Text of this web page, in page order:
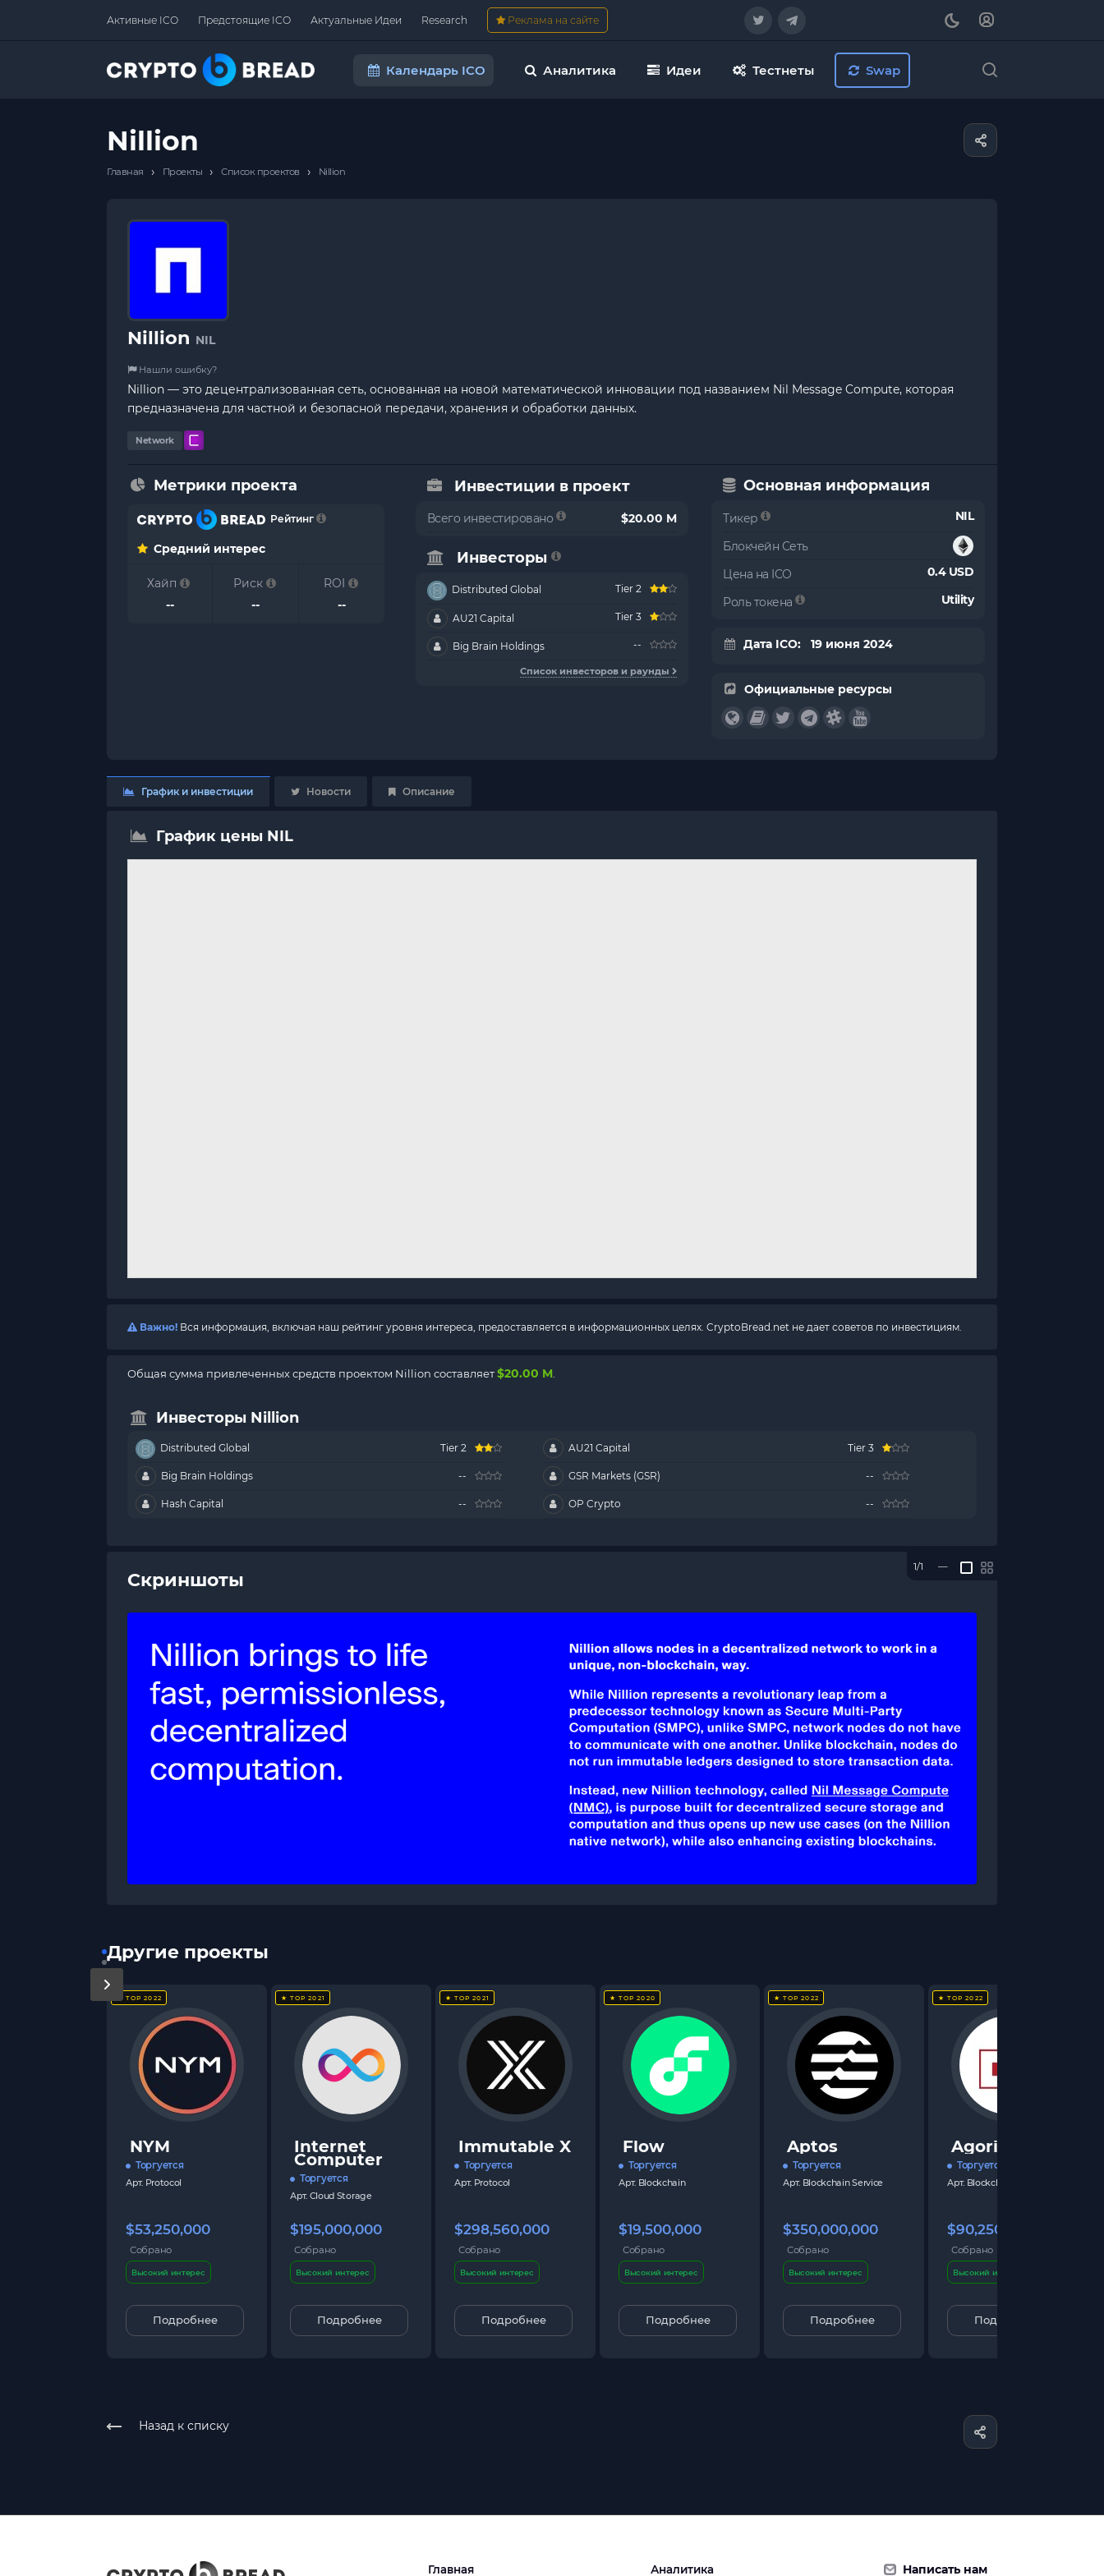
Активные ICO Предстоящие ICO Актуальные Идеи Research Реклама на сайте
Календарь ICO Аналитика Идеи Тестнеты Swap
Nillion
Главная › Проекты › Список проектов › Nillion
Nillion NIL
Нашли ошибку?
Nillion — это децентрализованная сеть, основанная на новой математической инновации под названием Nil Message Compute, которая
предназначена для частной и безопасной передачи, хранения и обработки данных.
Network
Метрики проекта
Рейтинг
Средний интерес
Хайп
--
Риск
--
ROI
--
Инвестиции в проект
Всего инвестировано $20.00 M
Инвесторы
Distributed Global Tier 2
AU21 Capital Tier 3
Big Brain Holdings --
Список инвесторов и раунды
Основная информация
Тикер NIL
Блокчейн Сеть
Цена на ICO
0.4 USD
Роль токена Utility
Дата ICO: 19 июня 2024
Официальные ресурсы
График и инвестиции Новости Описание
График цены NIL
Важно! Вся информация, включая наш рейтинг уровня интереса, предоставляется в информационных целях. CryptoBread.net не дает советов по инвестициям.
Общая сумма привлеченных средств проектом Nillion составляет$20.00 M
Инвесторы Nillion
Distributed Global Tier 2 AU21 Capital Tier 3
Big Brain Holdings -- GSR Markets (GSR) --
Hash Capital -- OP Crypto --
Скриншоты
1/1 —
Другие проекты
★ TOP 2022
NYM
Торгуется
Арт. Protocol
$53,250,000
Собрано
Высокий интерес
Подробнее
★ TOP 2021
Internet
Computer
Торгуется
Арт. Cloud Storage
$195,000,000
Собрано
Высокий интерес
Подробнее
★ TOP 2021
Immutable X
Торгуется
Арт. Protocol
$298,560,000
Собрано
Высокий интерес
Подробнее
★ TOP 2020
Flow
Торгуется
Арт. Blockchain
$19,500,000
Собрано
Высокий интерес
Подробнее
★ TOP 2022
Aptos
Торгуется
Арт. Blockchain Service
$350,000,000
Собрано
Высокий интерес
Подробнее
★ TOP 2022
Agoric
Торгуется
Арт. Blockchain Service
$90,250,000
Собрано
Высокий интерес
Подробнее
Назад к списку
Главная Аналитика Написать нам